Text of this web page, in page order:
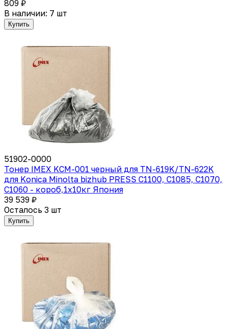
809 ₽
В наличии: 7 шт
Купить
51902-0000
Тонер IMEX KCM-001 черный для TN-619K/TN-622K
для Konica Minolta bizhub PRESS C1100, C1085, C1070,
C1060 - короб,1х10кг Япония
39 539 ₽
Осталось 3 шт
Купить